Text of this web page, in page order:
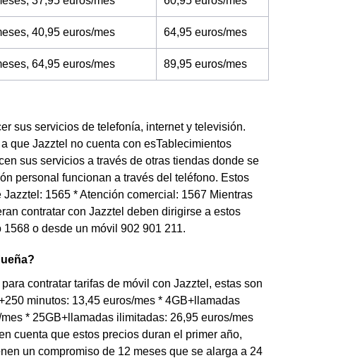
40,95 euros/mes 64,95 euros/mes
64,95 euros/mes 89,95 euros/mes
sus servicios de telefonía, internet y televisión.
que Jazztel no cuenta con esTablecimientos
sus servicios a través de otras tiendas donde se
personal funcionan a través del teléfono. Estos
1565 * Atención comercial: 1567 Mientras
contratar con Jazztel deben dirigirse a estos
o desde un móvil 902 901 211.
contratar tarifas de móvil con Jazztel, estas son
minutos: 13,45 euros/mes * 4GB+llamadas
* 25GB+llamadas ilimitadas: 26,95 euros/mes
cuenta que estos precios duran el primer año,
un compromiso de 12 meses que se alarga a 24